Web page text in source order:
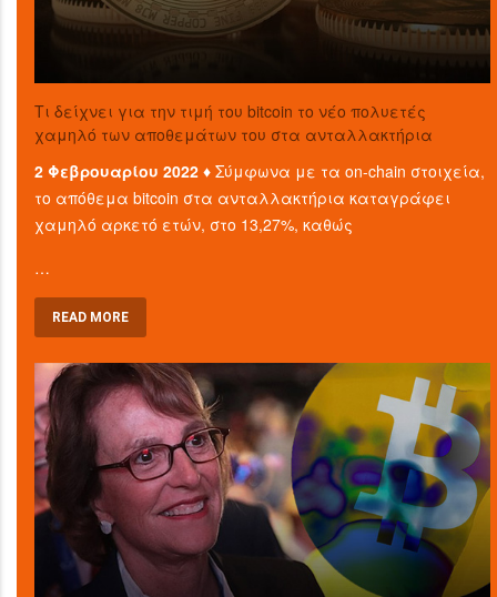
Τι δείχνει για την τιμή του bitcoin το νέο πολυετές
χαμηλό των αποθεμάτων του στα ανταλλακτήρια
2 Φεβρουαρίου 2022 ♦Σύμφωνα με τα on-chain στοιχεία,
το απόθεμα bitcoin στα ανταλλακτήρια καταγράφει
χαμηλό αρκετό ετών, στο 13,27%, καθώς
…
READ MORE